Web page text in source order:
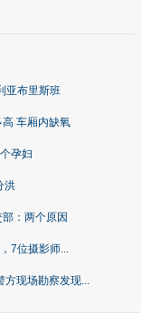
亚布里斯班
车厢内缺氧
孕妇
洪
：两个原因
7位摄影师...
方现场勘察发现...